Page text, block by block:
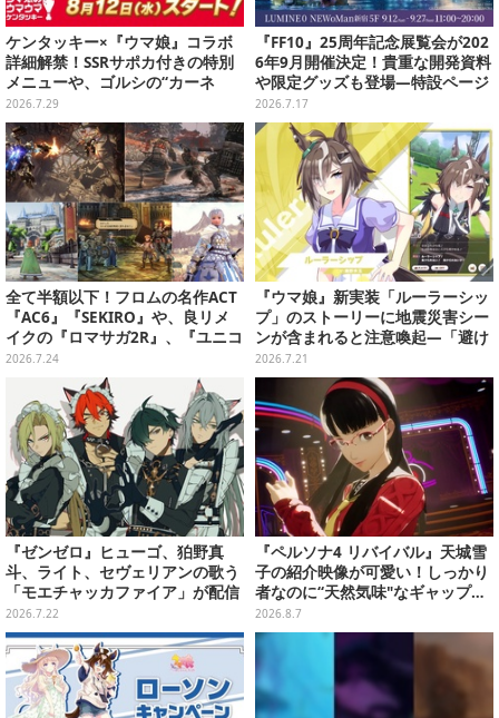
ケンタッキー×『ウマ娘』コラボ
詳細解禁！SSRサポカ付きの特別
メニューや、ゴルシの“カーネ
ル・サンダース衣装”がゲーム内
に実装
2026.7.29
『FF10』25周年記念展覧会が202
6年9月開催決定！貴重な開発資料
や限定グッズも登場―特設ページ
では“思い出コメント”募集中
2026.7.17
全て半額以下！フロムの名作ACT
『AC6』『SEKIRO』や、良リメ
イクの『ロマサガ2R』、『ユニコ
ーンオーバーロード』と『SO6』
もお手頃価格に【PS Storeのお薦
めセール】
2026.7.24
『ウマ娘』新実装「ルーラーシッ
プ」のストーリーに地震災害シー
ンが含まれると注意喚起―「避け
ては語れないわな」「あの件から
逃げないウマ娘は好きよ」
2026.7.21
『ゼンゼロ』ヒューゴ、狛野真
斗、ライト、セヴェリアンの歌う
「モエチャッカファイア」が配信
決定―似合ってる…4人のメイド
服イラストもお披露目
2026.7.22
『ペルソナ4 リバイバル』天城雪
子の紹介映像が可愛い！しっかり
者なのに“天然気味"なギャップ…
幼馴染・千枝に助けられる姿にも
注目
2026.8.7